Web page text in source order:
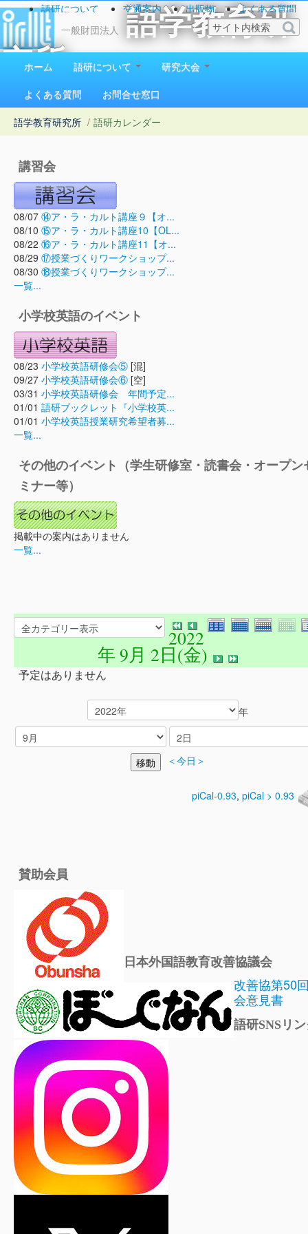
一般財団法人
語学教育研
究所
1923（大正12）年創立
語研について 交通案内 出版物
よくある質問
お問い合わせ
ホーム 語研について
研究大会
よくある質問
お問合せ窓口
語学教育研究所 / 語研カレンダー
講習会
08/07 ⑭ア・ラ・カルト講座９【オ...
08/10 ⑮ア・ラ・カルト講座10【OL...
08/22 ⑯ア・ラ・カルト講座11【オ...
08/29 ⑰授業づくりワークショップ...
08/30 ⑱授業づくりワークショップ...
一覧...
小学校英語のイベント
08/23 小学校英語研修会⑤ [混]
09/27 小学校英語研修会⑥ [空]
03/31 小学校英語研修会 年間予定...
01/01 語研ブックレット『小学校英...
01/01 小学校英語授業研究希望者募...
一覧...
その他のイベント（学生研修室・読書会・オープン
ミナー等）
掲載中の案内はありません
一覧...
2022
年 9月 2日(金)
予定はありません
年
＜今日＞
piCal-0.93, piCal > 0.93
賛助会員
日本外国語教育改善協議会
改善協第50
会意見書
語研SNSリ